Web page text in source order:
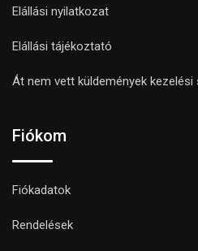
Elállási nyilatkozat
Elállási tájékoztató
Át nem vett küldemények kezelési
Fiókom
Fiókadatok
Rendelések